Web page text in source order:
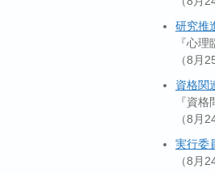
研究推
『心
（8月
資格関
『資
（8月
実行委
（8月